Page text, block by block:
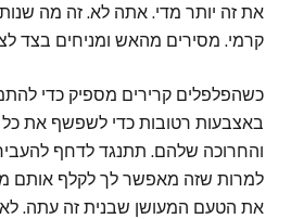
את זה יותר מדי. אתה לא. זה מה
קרמי. מסירים מהאש ומניחים בצד
כשהפלפלים קרירים מספיק כדי
באצבעות רטובות כדי לשפשף את כל
והחרוכה שלהם. תתנגד לדחף
למרות שזה מאפשר לך לקלף אותם
את הטעם המעושן שבנית זה עתה.